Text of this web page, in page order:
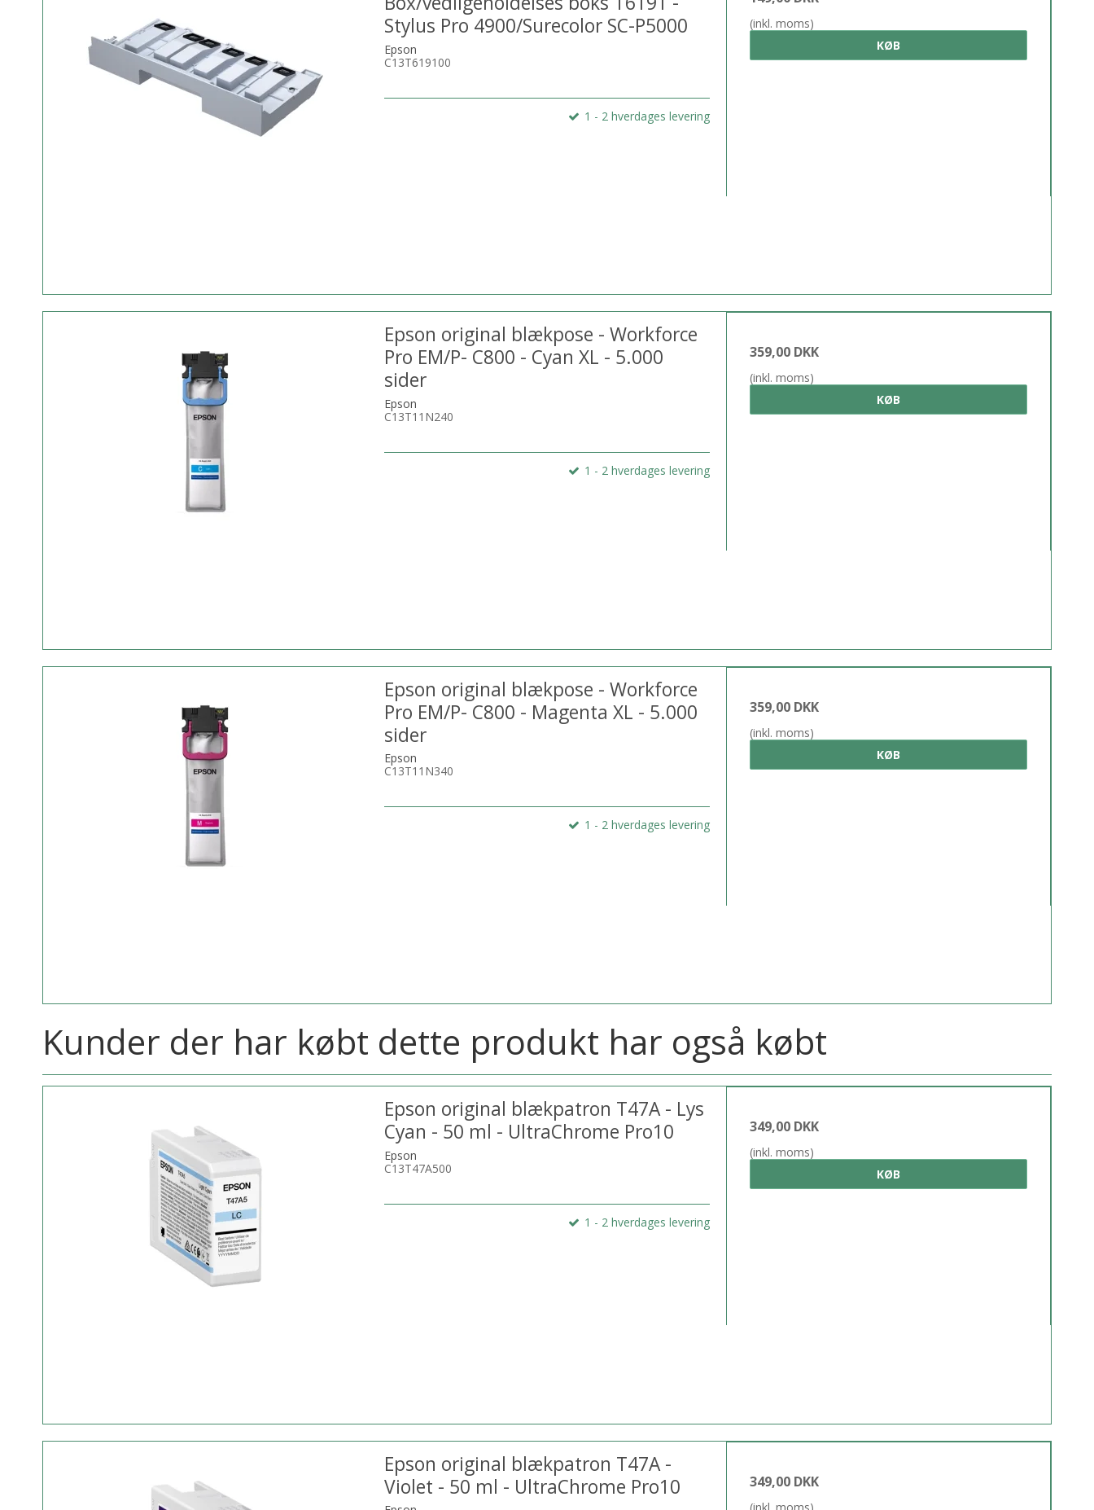
Stylus Pro 4900/Surecolor SC-P5000
Epson
C13T619100
1 - 2 hverdages levering
(inkl. moms)
KØB
Epson original blækpose - Workforce
Pro EM/P- C800 - Cyan XL - 5.000
sider
Epson
C13T11N240
1 - 2 hverdages levering
359,00 DKK
(inkl. moms)
KØB
Epson original blækpose - Workforce
Pro EM/P- C800 - Magenta XL - 5.000
sider
Epson
C13T11N340
1 - 2 hverdages levering
359,00 DKK
(inkl. moms)
KØB
Kunder der har købt dette produkt har også købt
Epson original blækpatron T47A - Lys
Cyan - 50 ml - UltraChrome Pro10
Epson
C13T47A500
1 - 2 hverdages levering
349,00 DKK
(inkl. moms)
KØB
Epson original blækpatron T47A -
Violet - 50 ml - UltraChrome Pro10
349,00 DKK
(inkl. moms)